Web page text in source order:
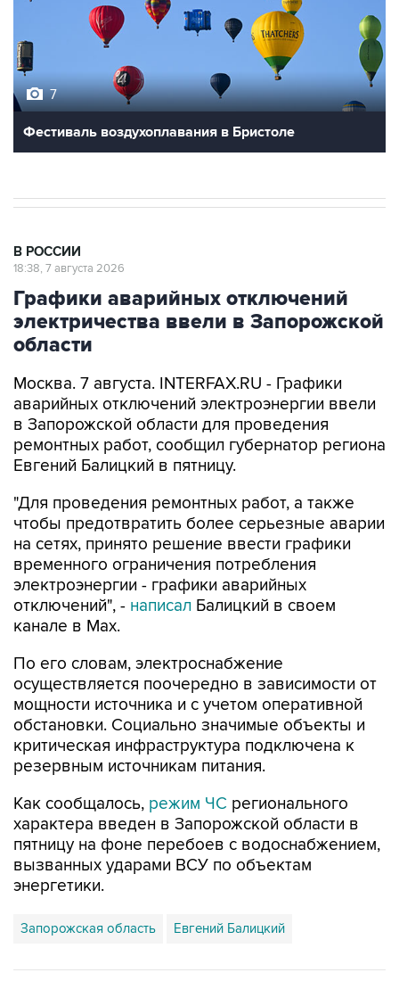
7
Фестиваль воздухоплавания в Бристоле
В РОССИИ
18:38, 7 августа 2026
Графики аварийных отключений
электричества ввели в Запорожской
области
Москва. 7 августа. INTERFAX.RU - Графики
аварийных отключений электроэнергии ввели
в Запорожской области для проведения
ремонтных работ, сообщил губернатор региона
Евгений Балицкий в пятницу.
"Для проведения ремонтных работ, а также
чтобы предотвратить более серьезные аварии
на сетях, принято решение ввести графики
временного ограничения потребления
электроэнергии - графики аварийных
отключений", - написал Балицкий в своем
канале в Max.
По его словам, электроснабжение
осуществляется поочередно в зависимости от
мощности источника и с учетом оперативной
обстановки. Социально значимые объекты и
критическая инфраструктура подключена к
резервным источникам питания.
Как сообщалось, режим ЧС регионального
характера введен в Запорожской области в
пятницу на фоне перебоев с водоснабжением,
вызванных ударами ВСУ по объектам
энергетики.
Запорожская область Евгений Балицкий